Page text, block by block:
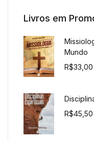
Livros em
Mundo
R$33,00
R$45,50